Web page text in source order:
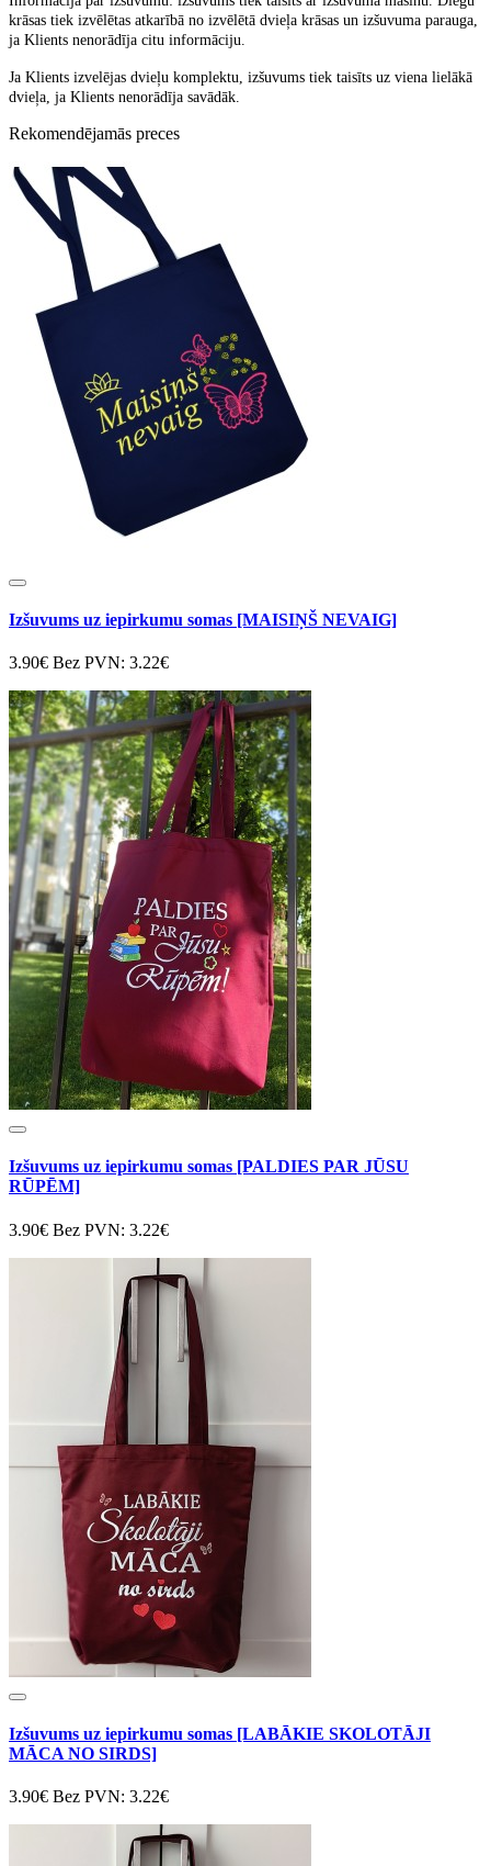
krāsas tiek izvēlētas atkarībā no izvēlētā dvieļa krāsas un izšuvuma parauga,
ja Klients nenorādīja citu informāciju.
Ja Klients izvelējas dvieļu komplektu, izšuvums tiek taisīts uz viena lielākā
dvieļa, ja Klients nenorādīja savādāk.
Rekomendējamās preces
Izšuvums uz iepirkumu somas [MAISIŅŠ NEVAIG]
3.90€ Bez PVN: 3.22€
Izšuvums uz iepirkumu somas [PALDIES PAR JŪSU
RŪPĒM]
3.90€ Bez PVN: 3.22€
Izšuvums uz iepirkumu somas [LABĀKIE SKOLOTĀJI
MĀCA NO SIRDS]
3.90€ Bez PVN: 3.22€